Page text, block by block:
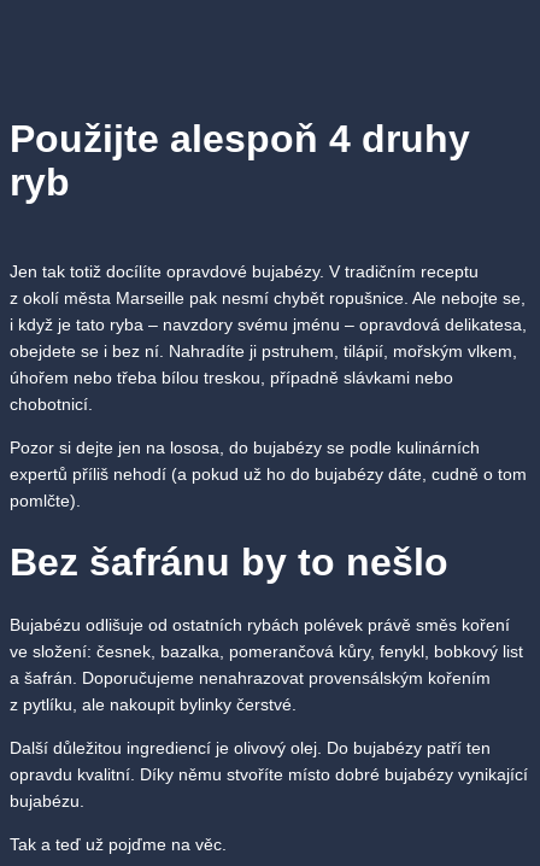
Použijte alespoň 4 druhy
ryb
Jen tak totiž docílíte opravdové bujabézy. V tradičním receptu
z okolí města Marseille pak nesmí chybět ropušnice. Ale nebojte se,
i když je tato ryba – navzdory svému jménu – opravdová delikatesa,
obejdete se i bez ní. Nahradíte ji pstruhem, tilápií, mořským vlkem,
úhořem nebo třeba bílou treskou, případně slávkami nebo
chobotnicí.
Pozor si dejte jen na lososa, do bujabézy se podle kulinárních
expertů příliš nehodí (a pokud už ho do bujabézy dáte, cudně o tom
pomlčte).
Bez šafránu by to nešlo
Bujabézu odlišuje od ostatních rybách polévek právě směs koření
ve složení: česnek, bazalka, pomerančová kůry, fenykl, bobkový list
a šafrán. Doporučujeme nenahrazovat provensálským kořením
z pytlíku, ale nakoupit bylinky čerstvé.
Další důležitou ingrediencí je olivový olej. Do bujabézy patří ten
opravdu kvalitní. Díky němu stvoříte místo dobré bujabézy vynikající
bujabézu.
Tak a teď už pojďme na věc.